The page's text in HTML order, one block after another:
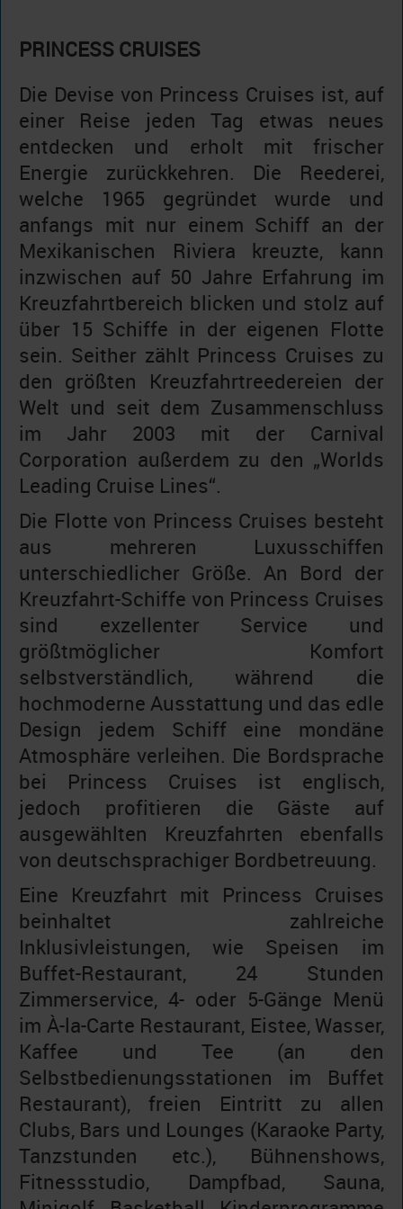
PRINCESS CRUISES
Die Devise von Princess Cruises ist, auf
einer Reise jeden Tag etwas neues
entdecken und erholt mit frischer
Energie zurückkehren. Die Reederei,
welche 1965 gegründet wurde und
anfangs mit nur einem Schiff an der
Mexikanischen Riviera kreuzte, kann
inzwischen auf 50 Jahre Erfahrung im
Kreuzfahrtbereich blicken und stolz auf
über 15 Schiffe in der eigenen Flotte
sein. Seither zählt Princess Cruises zu
den größten Kreuzfahrtreedereien der
Welt und seit dem Zusammenschluss
im Jahr 2003 mit der Carnival
Corporation außerdem zu den „Worlds
Leading Cruise Lines“.
Die Flotte von Princess Cruises besteht
aus mehreren Luxusschiffen
unterschiedlicher Größe. An Bord der
Kreuzfahrt-Schiffe von Princess Cruises
sind exzellenter Service und
größtmöglicher Komfort
selbstverständlich, während die
hochmoderne Ausstattung und das edle
Design jedem Schiff eine mondäne
Atmosphäre verleihen. Die Bordsprache
bei Princess Cruises ist englisch,
jedoch profitieren die Gäste auf
ausgewählten Kreuzfahrten ebenfalls
von deutschsprachiger Bordbetreuung.
Eine Kreuzfahrt mit Princess Cruises
beinhaltet zahlreiche
Inklusivleistungen, wie Speisen im
Buffet-Restaurant, 24 Stunden
Zimmerservice, 4- oder 5-Gänge Menü
im À-la-Carte Restaurant, Eistee, Wasser,
Kaffee und Tee (an den
Selbstbedienungsstationen im Buffet
Restaurant), freien Eintritt zu allen
Clubs, Bars und Lounges (Karaoke Party,
Tanzstunden etc.), Bühnenshows,
Fitnessstudio, Dampfbad, Sauna,